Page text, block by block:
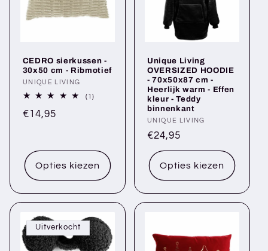
CEDRO sierkussen -
30x50 cm - Ribmotief
Verkoper:
UNIQUE LIVING
(1)1
Normale
€14,95
Opties kiezen
Unique Living
OVERSIZED HOODIE
- 70x50x87 cm -
Heerlijk warm - Effen
kleur - Teddy
binnenkant
Verkoper:
UNIQUE LIVING
Normale
prijs
€24,95
Opties kiezen
Uitverkocht